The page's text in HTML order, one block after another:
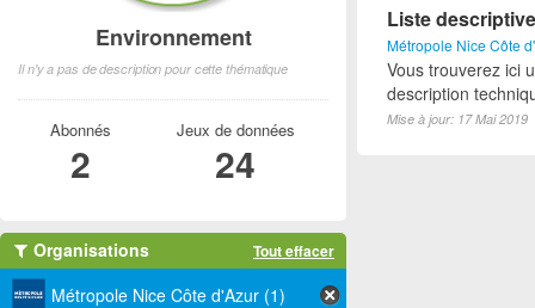
Liste
Métropole Nice Côte
Vous trouverez ici
description
Mise à jour: 17 Mai 2019
Environnement
Il n'y a pas de description pour cette thématique
Abonnés
2
Jeux de données
24
Organisations Tout effacer
Métropole Nice Côte d'Azur (1)